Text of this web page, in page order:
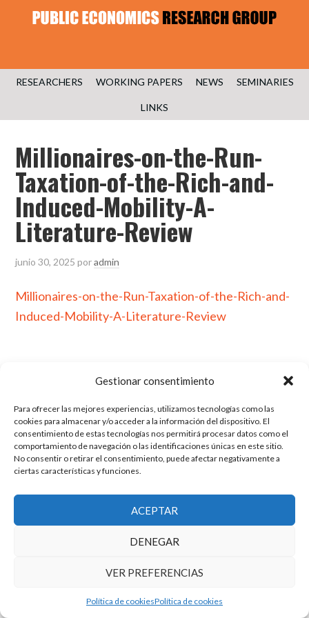
Gestionar consentimiento
Para ofrecer las mejores experiencias, utilizamos tecnologías como las
cookies para almacenar y/o acceder a la información del dispositivo. El
consentimiento de estas tecnologías nos permitirá procesar datos como el
comportamiento de navegación o las identificaciones únicas en este sitio.
No consentir o retirar el consentimiento, puede afectar negativamente a
ciertas características y funciones.
ACEPTAR
DENEGAR
VER PREFERENCIAS
Política de cookiesPolítica de cookies
RESEARCHERS WORKING PAPERS NEWS SEMINARIES
LINKS
Millionaires-on-the-Run-
Taxation-of-the-Rich-and-
Induced-Mobility-A-
Literature-Review
junio 30, 2025 poradmin
Millionaires-on-the-Run-Taxation-of-the-Rich-and-
Induced-Mobility-A-Literature-Review
del Gobierno de Aragón
Copyright © 2025 ·Monta tu Blog· construido con el framework
Genesis|Login
Cookies |Política de privacidad de datos
Copyright © 2025 ·Tema para economía pública